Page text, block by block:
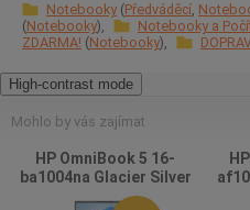
Notebooky Předváděcí
Notebooky
Notebooky a
ZDARMA! Notebooky
High-contrast mode
Mohlo by vás zajímat
HP OmniBook 5 16-
ba1004na Glacier Silver